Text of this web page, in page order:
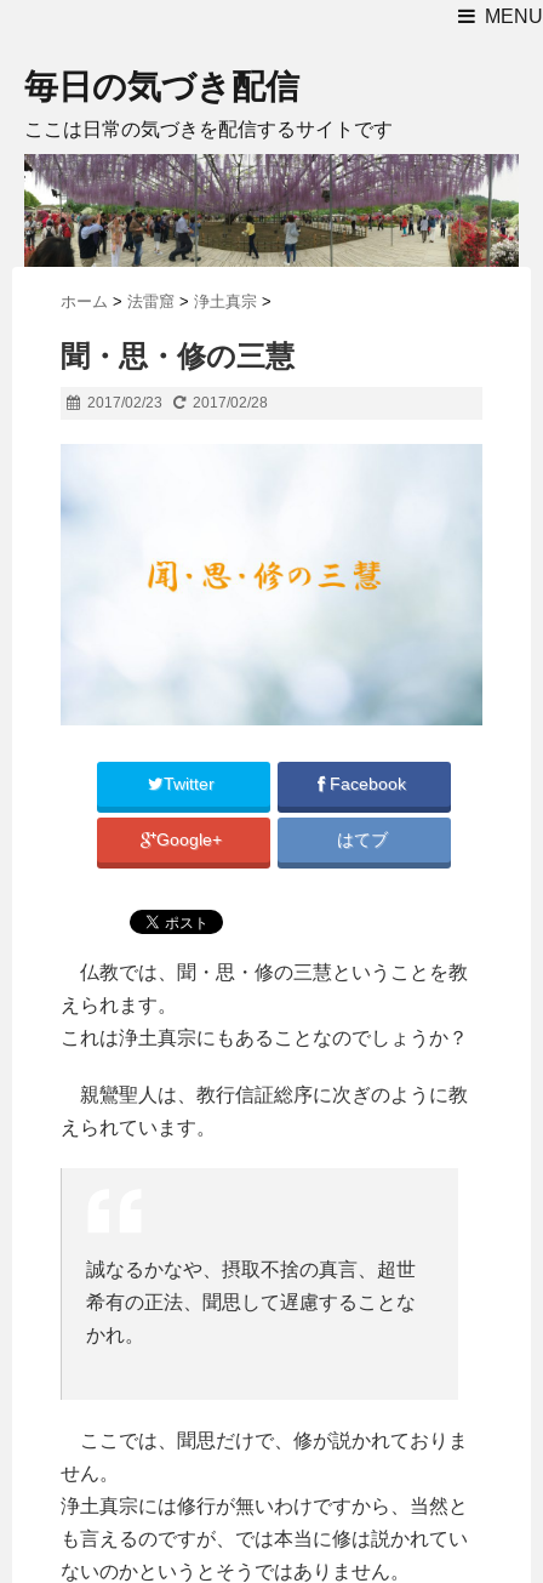
MENU
毎日の気づき配信
ここは日常の気づきを配信するサイトです
ホーム > 法雷窟 > 浄土真宗 >
聞・思・修の三慧
2017/02/23 2017/02/28
Twitter Facebook
Google+ はてブ
仏教では、聞・思・修の三慧ということを教
えられます。
これは浄土真宗にもあることなのでしょうか？
親鸞聖人は、教行信証総序に次ぎのように教
えられています。
誠なるかなや、摂取不捨の真言、超世
希有の正法、聞思して遅慮することな
かれ。
ここでは、聞思だけで、修が説かれておりま
せん。
浄土真宗には修行が無いわけですから、当然と
も言えるのですが、では本当に修は説かれてい
ないのかというとそうではありません。